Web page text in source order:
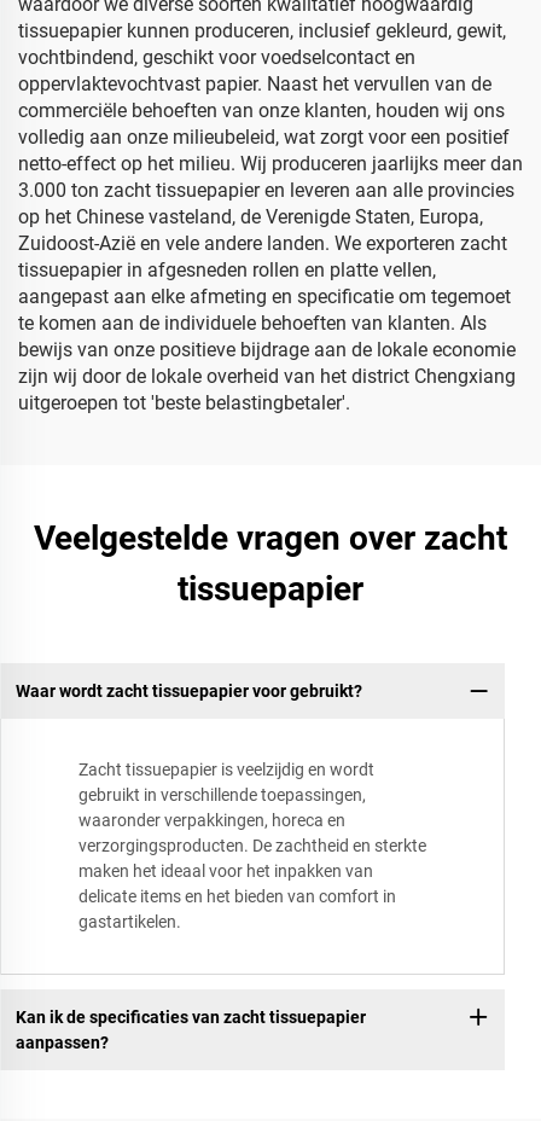
tissuepapier kunnen produceren, inclusief gekleurd, gewit,
vochtbindend, geschikt voor voedselcontact en
oppervlaktevochtvast papier. Naast het vervullen van de
commerciële behoeften van onze klanten, houden wij ons
volledig aan onze milieubeleid, wat zorgt voor een positief
netto-effect op het milieu. Wij produceren jaarlijks meer dan
3.000 ton zacht tissuepapier en leveren aan alle provincies
op het Chinese vasteland, de Verenigde Staten, Europa,
Zuidoost-Azië en vele andere landen. We exporteren zacht
tissuepapier in afgesneden rollen en platte vellen,
aangepast aan elke afmeting en specificatie om tegemoet
te komen aan de individuele behoeften van klanten. Als
bewijs van onze positieve bijdrage aan de lokale economie
zijn wij door de lokale overheid van het district Chengxiang
uitgeroepen tot 'beste belastingbetaler'.
Veelgestelde vragen over zacht
tissuepapier
Waar wordt zacht tissuepapier voor gebruikt?
Zacht tissuepapier is veelzijdig en wordt
gebruikt in verschillende toepassingen,
waaronder verpakkingen, horeca en
verzorgingsproducten. De zachtheid en sterkte
maken het ideaal voor het inpakken van
delicate items en het bieden van comfort in
gastartikelen.
Kan ik de specificaties van zacht tissuepapier
aanpassen?